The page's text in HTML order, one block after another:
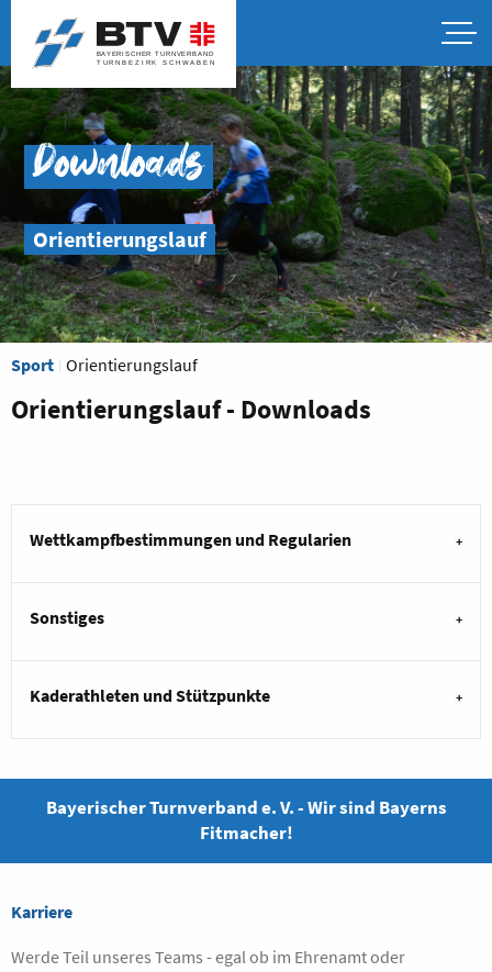
Downloads
Orientierungslauf
Sport Orientierungslauf
Orientierungslauf - Downloads
Wettkampfbestimmungen und Regularien
Sonstiges
Kaderathleten und Stützpunkte
Bayerischer Turnverband e. V. - Wir sind Bayerns
Fitmacher!
Karriere
Werde Teil unseres Teams - egal ob im Ehrenamt oder